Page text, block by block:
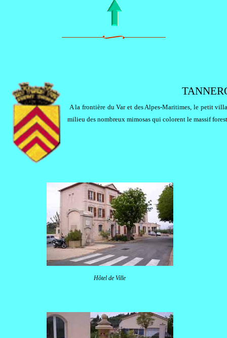
A la frontière du Var et des Alpes-Maritimes, le petit
milieu des nombreux mimosas qui colorent le massif
Hôtel de Ville